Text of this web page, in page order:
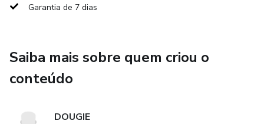
Garantia de 7 dias
Saiba mais sobre quem criou o
conteúdo
DOUGIE